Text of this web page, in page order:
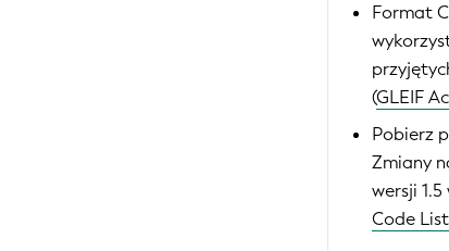
Format
(GLEIF
Pobierz
Zmiany
wersji
Code